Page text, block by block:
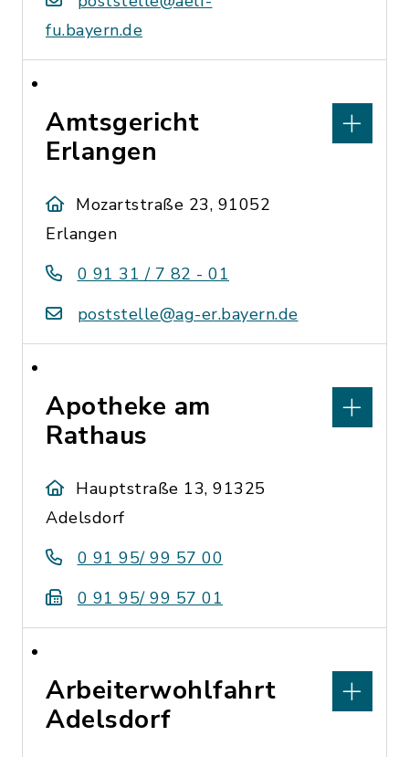
fu.bayern.de
Amtsgericht
Erlangen
Mozartstraße 23, 91052
Erlangen
0 91 31 / 7 82 - 01
poststelle@ag-er.bayern.de
Apotheke am
Rathaus
Hauptstraße 13, 91325
Adelsdorf
0 91 95/ 99 57 00
0 91 95/ 99 57 01
Arbeiterwohlfahrt
Adelsdorf